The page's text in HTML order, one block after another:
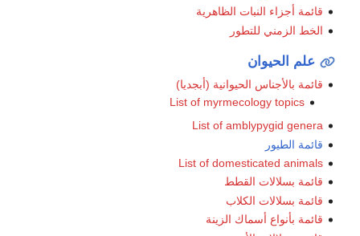
قائمة أجزاء النبات الظاهرية
الخط الزمني للتطور
علم الحيوان
قائمة بالأجناس الحيوانية (أبجديا)
List of myrmecology topics
List of amblypygid genera
قائمة الطيور
List of domesticated animals
قائمة بسلالات القطط
قائمة بسلالات الكلاب
قائمة بأنواع أسماك الزينة